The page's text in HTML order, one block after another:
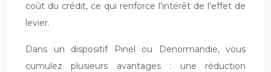
coût du crédit, ce qui renforce l’intérêt de l’effet de
levier.
Dans un dispositif Pinel ou Denormandie, vous
cumulez plusieurs avantages : une réduction